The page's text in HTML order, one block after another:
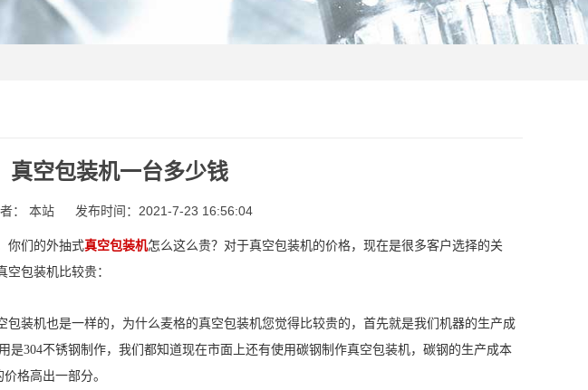
真空包装机一台多少钱
： 本站 发布时间：2021-7-23 16:56:04
你们的外抽式真空包装机怎么这么贵？对于真空包装机的价格，现在是很多客户选择的关
包装机比较贵：
装机也是一样的，为什么麦格的真空包装机您觉得比较贵的，首先就是我们机器的生产成
是304不锈钢制作，我们都知道现在市面上还有使用碳钢制作真空包装机，碳钢的生产成本
格高出一部分。